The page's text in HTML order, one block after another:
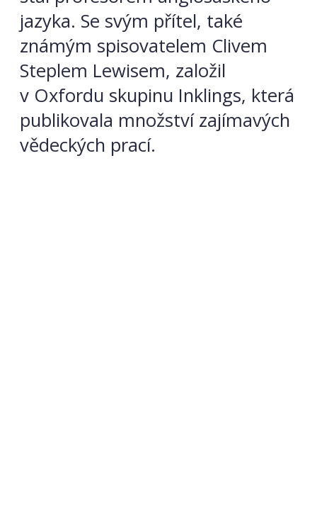
jazyka. Se svým přítel, také
známým spisovatelem Clivem
Steplem Lewisem, založil
v Oxfordu skupinu Inklings, která
publikovala množství zajímavých
vědeckých prací.